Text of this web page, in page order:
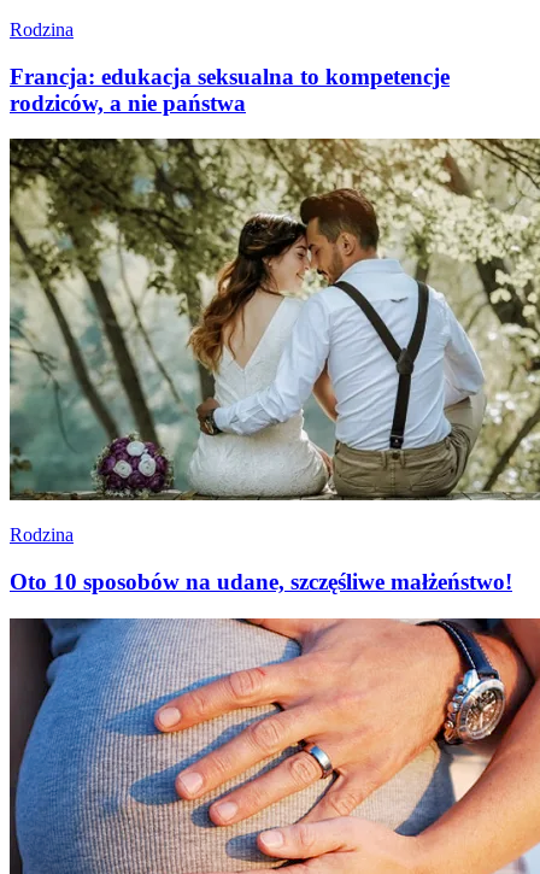
Rodzina
Francja: edukacja seksualna to kompetencje
rodziców, a nie państwa
Rodzina
Oto 10 sposobów na udane, szczęśliwe małżeństwo!